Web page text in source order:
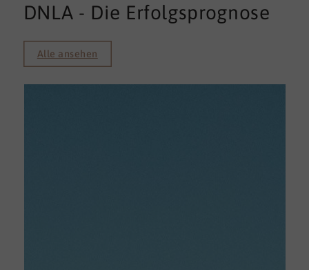
DNLA - Die Erfolgsprognose
Alle ansehen